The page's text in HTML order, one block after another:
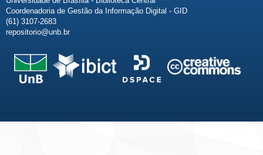
Coordenadoria de Gestão da Informação Digital - GID
(61) 3107-2683
repositorio@unb.br